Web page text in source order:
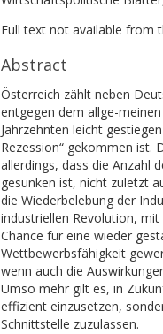
Full text not available from
Abstract
Österreich zählt neben
entgegen dem allge-
Jahrzehnten leicht
Rezession“ gekommen ist.
allerdings, dass die Anzahl
gesunken ist, nicht zuletzt
die Wiederbelebung der
industriellen Revolution,
Chance für eine wieder
Wettbewerbsfähigkeit
wenn auch die
Umso mehr gilt es, in
effizient einzusetzen,
Schnittstelle zuzulassen.